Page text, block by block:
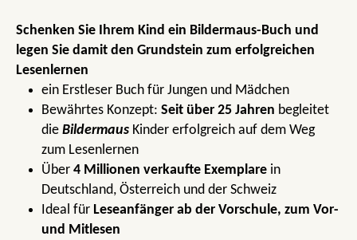
Schenken Sie Ihrem Kind ein Bildermaus-Buch und
legen Sie damit den Grundstein zum erfolgreichen
Lesenlernen
ein Erstleser Buch für Jungen und Mädchen
Bewährtes Konzept: Seit über 25 Jahren begleitet
die Bildermaus Kinder erfolgreich auf dem Weg
zum Lesenlernen
Über 4 Millionen verkaufte Exemplare in
Deutschland, Österreich und der Schweiz
Ideal für Leseanfänger ab der Vorschule, zum Vor-
und Mitlesen